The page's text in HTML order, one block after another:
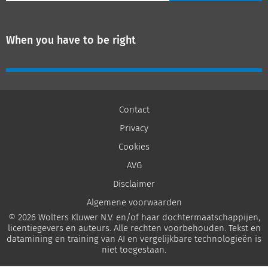
When you have to be right
Contact
Privacy
Cookies
AVG
Disclaimer
Algemene voorwaarden
© 2026 Wolters Kluwer N.V. en/of haar dochtermaatschappijen,
licentiegevers en auteurs. Alle rechten voorbehouden. Tekst en
datamining en training van AI en vergelijkbare technologieën is
niet toegestaan.